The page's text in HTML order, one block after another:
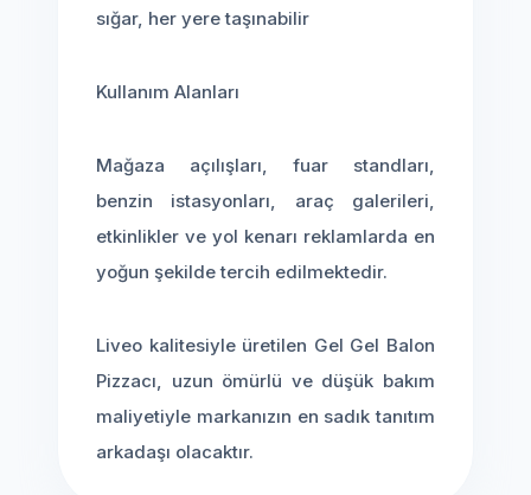
sığar, her yere taşınabilir
Kullanım Alanları
Mağaza açılışları, fuar standları,
benzin istasyonları, araç galerileri,
etkinlikler ve yol kenarı reklamlarda en
yoğun şekilde tercih edilmektedir.
Liveo kalitesiyle üretilen Gel Gel Balon
Pizzacı, uzun ömürlü ve düşük bakım
maliyetiyle markanızın en sadık tanıtım
arkadaşı olacaktır.